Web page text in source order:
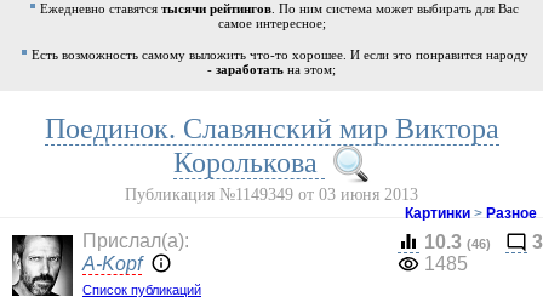
Ежедневно ставятся тысячи рейтингов . По ним система может выбирать для Вас
самое интересное;
Есть возможность самому выложить что-то хорошее. И если это понравится народу
- заработать на этом;
Поединок. Славянский мир Виктора
Королькова
Публикация №1149349 от 03 июня 2013
Картинки > Разное
Прислал(a):
A-Kopf
Список публикаций
10.3 (46)
3
1485